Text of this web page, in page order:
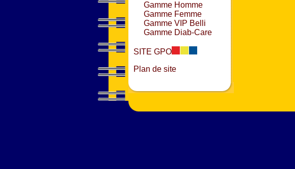
Gamme Homme
Gamme Femme
Gamme VIP Belli
Gamme Diab-Care
SITE GPO
Plan de site